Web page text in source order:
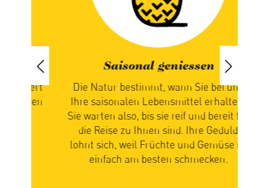
Saisonal geniessen
Die Natur bestimmt, wann Sie bei uns
Ihre saisonalen Lebensmittel erhalten.
Sie warten also, bis sie reif und bereit für
die Reise zu Ihnen sind. Ihre Geduld
lohnt sich, weil Früchte und Gemüse so
einfach am besten schmecken.